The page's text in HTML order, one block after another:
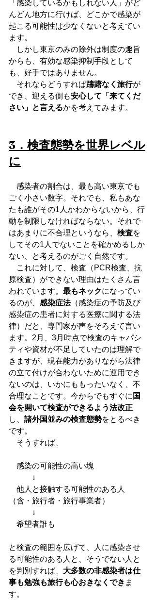
「感染しているかもしれない人」がど
んどん地方に行けば、どこかで感染が
起こる可能性は少なくないと考えてい
ます。
しかし東京のみの除外は制度の趣旨
からも、有効な感染抑制手段として
も、好手ではありません。
それならどうすれば躊躇なく旅行が
でき、迎える側も安心して「来てくだ
さい」と言えるかを考えてみます。
3．検査態勢を世界レベル
に
感染者の割合は、最も高い東京でも
ごく小さい数字。それでも、私もあな
たも誰がその1人かわからないから、行
動を制限しなければならない。それで
はあまりに不合理というなら、 検査を
してその1人でないことを確かめるしか
ない、と考えるのがごく自然です。
これに対して、検査（PCR検査、抗
原検査）ができない理由はたくさん言
われています。 最もネックになってい
るのが、 感染症法（感染症の予防及び
感染症の患者に対する医療に関する法
律）だと、専門家が声をそろえて言い
ます。2月、3月時点で検査のキャパシ
ティや資材が不足していたのは理解で
きますが、現在能力がありながら法律
の立て付けが合わないために運用でき
ないのは、いかにももったいなく、不
合理なことです。今からでもすぐに 国
会を開いて検査ができるよう法改正
し、 諸外国並みの検査態勢をとるべき
です。
そうすれば、
感染の可能性の高い塊
↓
他人と接触する可能性のある人
（含・旅行者・旅行事業者）
↓
希望者誰も
と検査の範囲を広げて、人に感染させ
る可能性のある人と、そうでない人と
を判別すれば、 大多数の非感染者は仕
事も勉強も旅行も心おきなくでき ま
す。